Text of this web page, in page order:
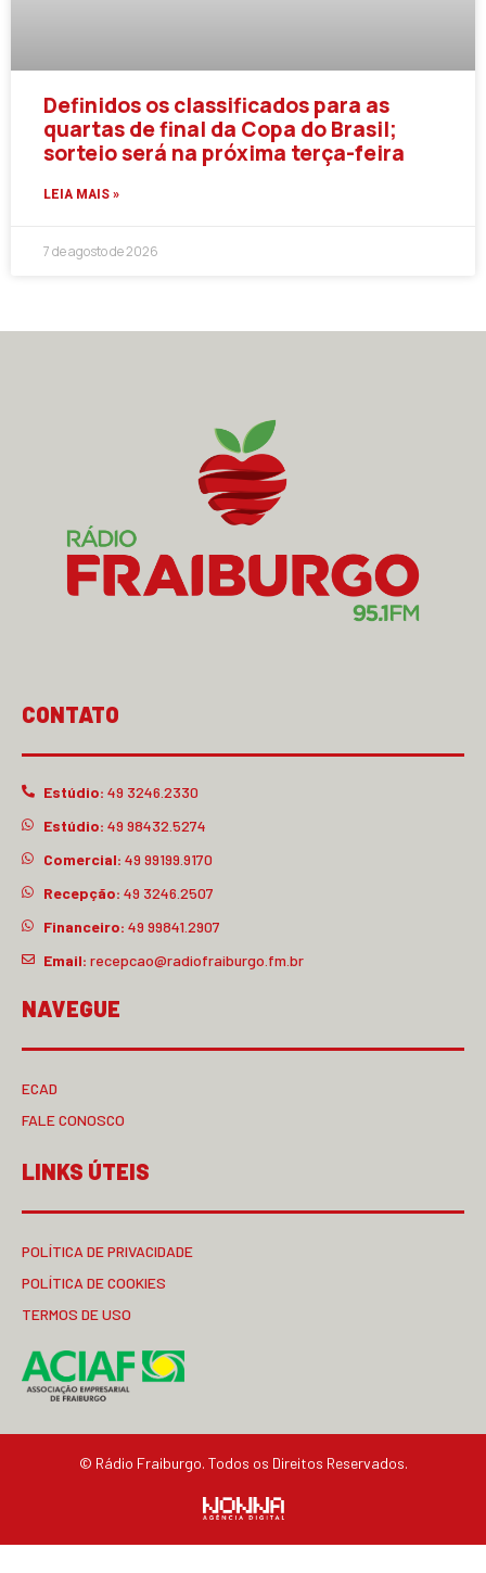
Definidos os classificados para as
quartas de final da Copa do Brasil;
sorteio será na próxima terça-feira
LEIA MAIS »
7 de agosto de 2026
CONTATO
Estúdio: 49 3246.2330
Estúdio: 49 98432.5274
Comercial: 49 99199.9170
Recepção: 49 3246.2507
Financeiro: 49 99841.2907
Email: recepcao@radiofraiburgo.fm.br
NAVEGUE
ECAD
FALE CONOSCO
LINKS ÚTEIS
POLÍTICA DE PRIVACIDADE
POLÍTICA DE COOKIES
TERMOS DE USO
© Rádio Fraiburgo. Todos os Direitos Reservados.